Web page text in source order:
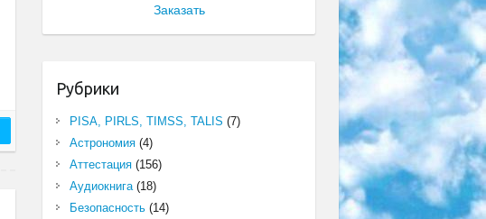
Заказать
Рубрики
PISA, PIRLS, TIMSS, TALIS (7)
Астрономия(4)
Аттестация(156)
Аудиокнига(18)
Безопасность(14)